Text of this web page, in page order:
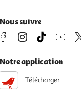
Nous suivre
Notre application
Télécharger